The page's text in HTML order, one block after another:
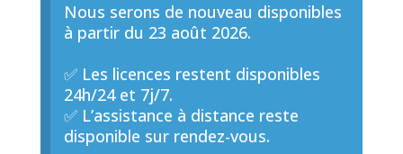
Nous serons de nouveau disponibles
à partir du 23 août 2026.
✅ Les licences restent disponibles
24h/24 et 7j/7.
✅ L’assistance à distance reste
disponible sur rendez-vous.